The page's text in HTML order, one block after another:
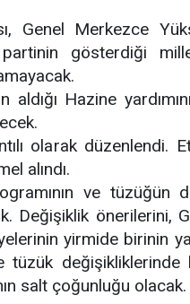
Genel Merkezce
gösterdiği
Hazine
olarak düzenlendi.
alındı.
ve tüzüğün
Değişiklik önerilerini,
yirmide birinin
değişikliklerinde
salt çoğunluğu olacak.